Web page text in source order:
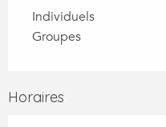
Individuels
Groupes
Horaires